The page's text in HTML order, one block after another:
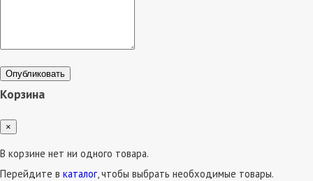
Опубликовать
Корзина
×
В корзине нет ни одного товара.
Перейдите в каталог, чтобы выбрать необходимые товары.